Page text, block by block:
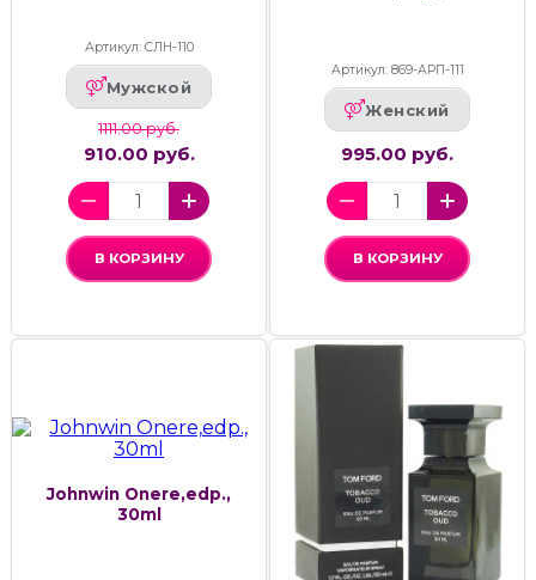
Артикул: СЛН-110
Мужской
1111.00 руб.
910.00 руб.
В КОРЗИНУ
Артикул: 869-АРП-111
Женский
995.00 руб.
В КОРЗИНУ
Johnwin Onere,edp.,
30ml